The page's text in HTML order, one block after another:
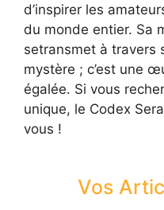
d’inspirer les
du monde entier. Sa
setransmet à travers
mystère ; c’est une
égalée. Si vous
unique, le Codex
vous !
Vos